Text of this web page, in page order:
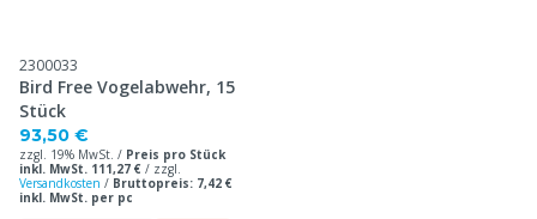
2300033
Bird Free Vogelabwehr, 15
Stück
93,50 €
zzgl. 19% MwSt. / Preis pro Stück
inkl. MwSt. 111,27 € / zzgl.
Versandkosten / Bruttopreis: 7,42 €
inkl. MwSt. per pc